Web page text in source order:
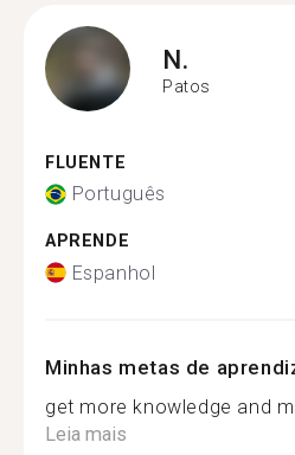
N.
Patos
FLUENTE
Português
APRENDE
Espanhol
Minhas metas de
get more knowledge and
Leia mais